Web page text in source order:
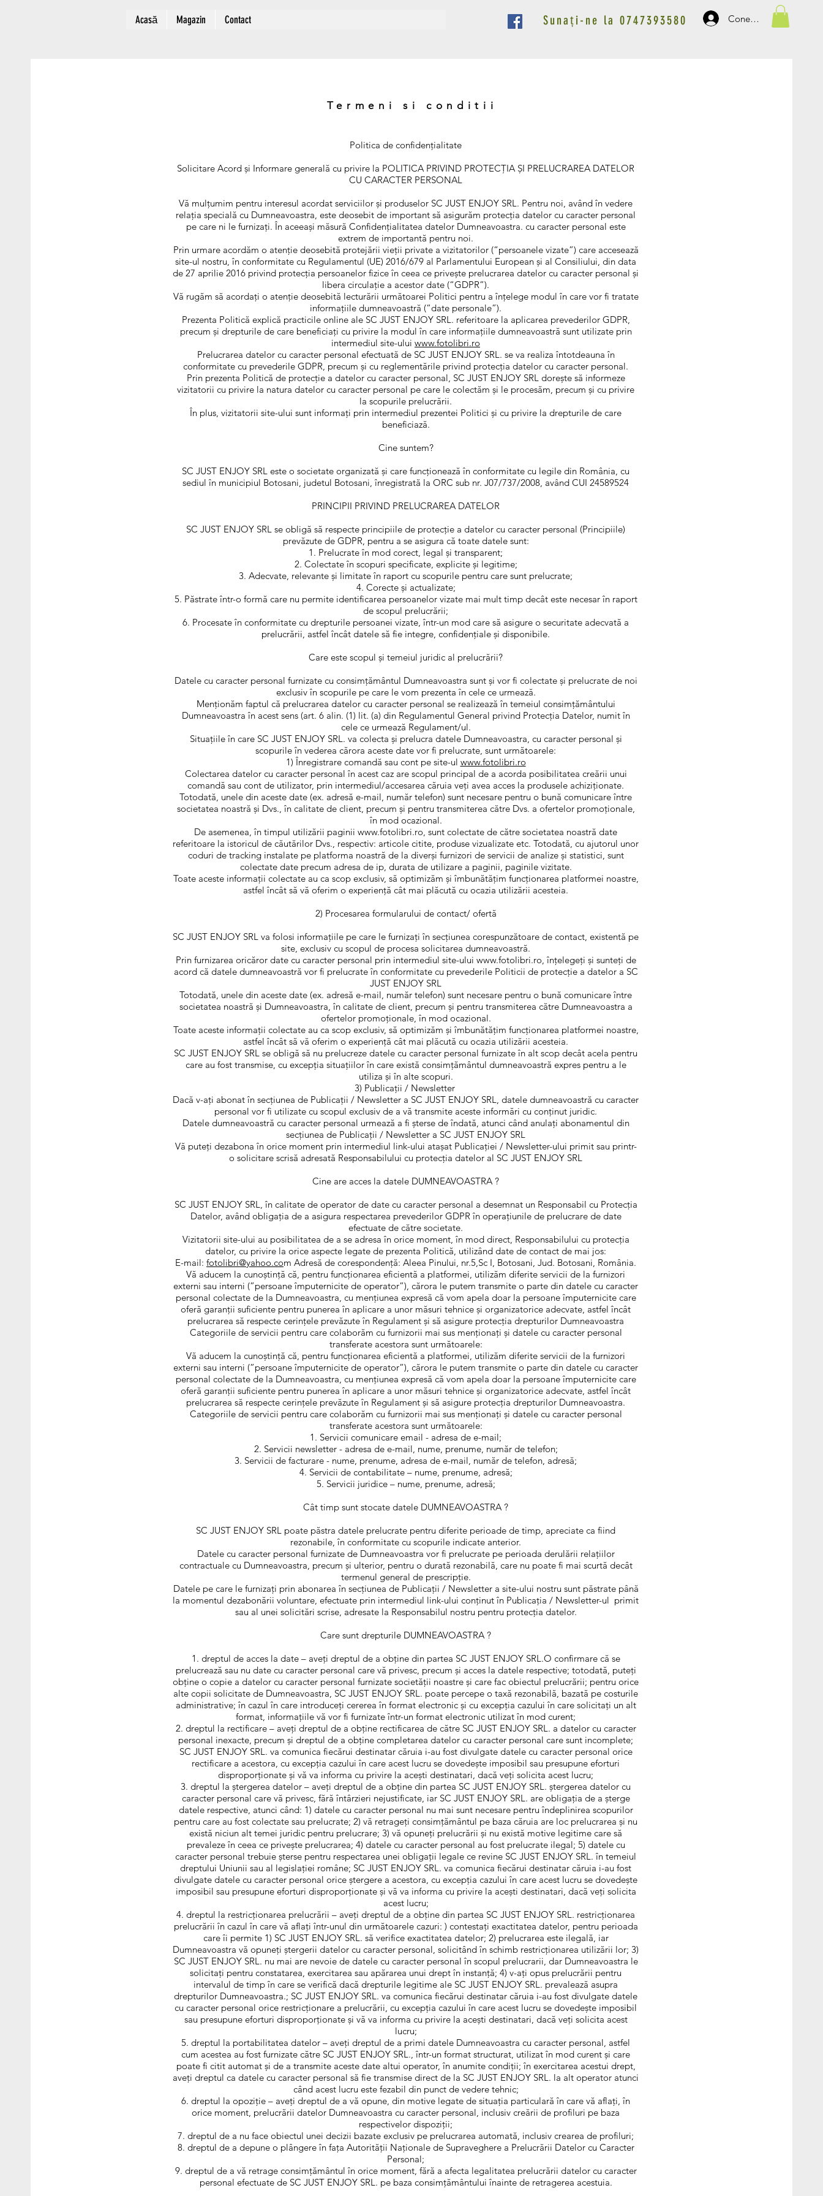
Acasă Magazin Contact Sunați-ne la 0747393580 Conectează-te
Termeni si conditii
Politica de confidențialitate
Solicitare Acord și Informare generală cu privire la POLITICA PRIVIND PROTECȚIA ȘI PRELUCRAREA DATELOR
CU CARACTER PERSONAL
Vă mulțumim pentru interesul acordat serviciilor și produselor SC JUST ENJOY SRL. Pentru noi, având în vedere
relația specială cu Dumneavoastra, este deosebit de important să asigurăm protecția datelor cu caracter personal
pe care ni le furnizați. În aceeași măsură Confidențialitatea datelor Dumneavoastra. cu caracter personal este
extrem de importantă pentru noi.
Prin urmare acordăm o atenție deosebită protejării vieții private a vizitatorilor (“persoanele vizate”) care accesează
site-ul nostru, în conformitate cu Regulamentul (UE) 2016/679 al Parlamentului European și al Consiliului, din data
de 27 aprilie 2016 privind protecția persoanelor fizice în ceea ce privește prelucrarea datelor cu caracter personal și
libera circulație a acestor date (“GDPR”).
Vă rugăm să acordați o atenție deosebită lecturării următoarei Politici pentru a înțelege modul în care vor fi tratate
informațiile dumneavoastră (“date personale”).
Prezenta Politică explică practicile online ale SC JUST ENJOY SRL. referitoare la aplicarea prevederilor GDPR,
precum și drepturile de care beneficiați cu privire la modul în care informațiile dumneavoastră sunt utilizate prin
intermediul site-ului www.fotolibri.ro
Prelucrarea datelor cu caracter personal efectuată de SC JUST ENJOY SRL. se va realiza întotdeauna în
conformitate cu prevederile GDPR, precum și cu reglementările privind protecția datelor cu caracter personal.
Prin prezenta Politică de protecție a datelor cu caracter personal, SC JUST ENJOY SRL dorește să informeze
vizitatorii cu privire la natura datelor cu caracter personal pe care le colectăm și le procesăm, precum și cu privire
la scopurile prelucrării.
În plus, vizitatorii site-ului sunt informați prin intermediul prezentei Politici și cu privire la drepturile de care
beneficiază.
Cine suntem?
SC JUST ENJOY SRL este o societate organizată și care funcționează în conformitate cu legile din România, cu
sediul în municipiul Botosani, judetul Botosani, înregistrată la ORC sub nr. J07/737/2008, având CUI 24589524
PRINCIPII PRIVIND PRELUCRAREA DATELOR
SC JUST ENJOY SRL se obligă să respecte principiile de protecție a datelor cu caracter personal (Principiile)
prevăzute de GDPR, pentru a se asigura că toate datele sunt:
Prelucrate în mod corect, legal și transparent;
Colectate în scopuri specificate, explicite și legitime;
Adecvate, relevante și limitate în raport cu scopurile pentru care sunt prelucrate;
Corecte și actualizate;
Păstrate într-o formă care nu permite identificarea persoanelor vizate mai mult timp decât este necesar în raport
de scopul prelucrării;
Procesate în conformitate cu drepturile persoanei vizate, într-un mod care să asigure o securitate adecvată a
prelucrării, astfel încât datele să fie integre, confidențiale și disponibile.
Care este scopul și temeiul juridic al prelucrării?
Datele cu caracter personal furnizate cu consimțământul Dumneavoastra sunt și vor fi colectate și prelucrate de noi
exclusiv în scopurile pe care le vom prezenta în cele ce urmează.
Menționăm faptul că prelucrarea datelor cu caracter personal se realizează în temeiul consimțământului
Dumneavoastra în acest sens (art. 6 alin. (1) lit. (a) din Regulamentul General privind Protecția Datelor, numit în
cele ce urmează Regulament/ul.
Situațiile în care SC JUST ENJOY SRL. va colecta și prelucra datele Dumneavoastra, cu caracter personal și
scopurile în vederea cărora aceste date vor fi prelucrate, sunt următoarele:
1) Înregistrare comandă sau cont pe site-ul www.fotolibri.ro
Colectarea datelor cu caracter personal în acest caz are scopul principal de a acorda posibilitatea creării unui
comandă sau cont de utilizator, prin intermediul/accesarea căruia veți avea acces la produsele achiziționate.
Totodată, unele din aceste date (ex. adresă e-mail, număr telefon) sunt necesare pentru o bună comunicare între
societatea noastră și Dvs., în calitate de client, precum și pentru transmiterea către Dvs. a ofertelor promoționale,
în mod ocazional.
De asemenea, în timpul utilizării paginii www.fotolibri.ro, sunt colectate de către societatea noastră date
referitoare la istoricul de căutărilor Dvs., respectiv: articole citite, produse vizualizate etc. Totodată, cu ajutorul unor
coduri de tracking instalate pe platforma noastră de la diverși furnizori de servicii de analize și statistici, sunt
colectate date precum adresa de ip, durata de utilizare a paginii, paginile vizitate.
Toate aceste informații colectate au ca scop exclusiv, să optimizăm și îmbunătățim funcționarea platformei noastre,
astfel încât să vă oferim o experiență cât mai plăcută cu ocazia utilizării acesteia.
2) Procesarea formularului de contact/ ofertă
SC JUST ENJOY SRL va folosi informațiile pe care le furnizați în secțiunea corespunzătoare de contact, existentă pe
site, exclusiv cu scopul de procesa solicitarea dumneavoastră.
Prin furnizarea oricăror date cu caracter personal prin intermediul site-ului www.fotolibri.ro, înțelegeți și sunteți de
acord că datele dumneavoastră vor fi prelucrate în conformitate cu prevederile Politicii de protecție a datelor a SC
JUST ENJOY SRL
Totodată, unele din aceste date (ex. adresă e-mail, număr telefon) sunt necesare pentru o bună comunicare între
societatea noastră și Dumneavoastra, în calitate de client, precum și pentru transmiterea către Dumneavoastra a
ofertelor promoționale, în mod ocazional.
Toate aceste informații colectate au ca scop exclusiv, să optimizăm și îmbunătățim funcționarea platformei noastre,
astfel încât să vă oferim o experiență cât mai plăcută cu ocazia utilizării acesteia.
SC JUST ENJOY SRL se obligă să nu prelucreze datele cu caracter personal furnizate în alt scop decât acela pentru
care au fost transmise, cu excepția situațiilor în care există consimțământul dumneavoastră expres pentru a le
utiliza și în alte scopuri.
3) Publicații / Newsletter
Dacă v-ați abonat în secțiunea de Publicații / Newsletter a SC JUST ENJOY SRL, datele dumneavoastră cu caracter
personal vor fi utilizate cu scopul exclusiv de a vă transmite aceste informări cu conținut juridic.
Datele dumneavoastră cu caracter personal urmează a fi șterse de îndată, atunci când anulați abonamentul din
secțiunea de Publicații / Newsletter a SC JUST ENJOY SRL
Vă puteți dezabona în orice moment prin intermediul link-ului atașat Publicației / Newsletter-ului primit sau printr-
o solicitare scrisă adresată Responsabilului cu protecția datelor al SC JUST ENJOY SRL
Cine are acces la datele DUMNEAVOASTRA ?
SC JUST ENJOY SRL, în calitate de operator de date cu caracter personal a desemnat un Responsabil cu Protecția
Datelor, având obligația de a asigura respectarea prevederilor GDPR în operațiunile de prelucrare de date
efectuate de către societate.
Vizitatorii site-ului au posibilitatea de a se adresa în orice moment, în mod direct, Responsabilului cu protecția
datelor, cu privire la orice aspecte legate de prezenta Politică, utilizând date de contact de mai jos:
E-mail: fotolibri@yahoo.com Adresă de corespondență: Aleea Pinului, nr.5,Sc I, Botosani, Jud. Botosani, România.
Vă aducem la cunoștință că, pentru funcționarea eficientă a platformei, utilizăm diferite servicii de la furnizori
externi sau interni (”persoane împuternicite de operator”), cărora le putem transmite o parte din datele cu caracter
personal colectate de la Dumneavoastra, cu mențiunea expresă că vom apela doar la persoane împuternicite care
oferă garanţii suficiente pentru punerea în aplicare a unor măsuri tehnice şi organizatorice adecvate, astfel încât
prelucrarea să respecte cerinţele prevăzute în Regulament şi să asigure protecţia drepturilor Dumneavoastra
Categoriile de servicii pentru care colaborăm cu furnizorii mai sus menționați și datele cu caracter personal
transferate acestora sunt următoarele:
Vă aducem la cunoștință că, pentru funcționarea eficientă a platformei, utilizăm diferite servicii de la furnizori
externi sau interni (”persoane împuternicite de operator”), cărora le putem transmite o parte din datele cu caracter
personal colectate de la Dumneavoastra, cu mențiunea expresă că vom apela doar la persoane împuternicite care
oferă garanţii suficiente pentru punerea în aplicare a unor măsuri tehnice şi organizatorice adecvate, astfel încât
prelucrarea să respecte cerinţele prevăzute în Regulament şi să asigure protecţia drepturilor Dumneavoastra.
Categoriile de servicii pentru care colaborăm cu furnizorii mai sus menționați și datele cu caracter personal
transferate acestora sunt următoarele:
Servicii comunicare email - adresa de e-mail;
Servicii newsletter - adresa de e-mail, nume, prenume, număr de telefon;
Servicii de facturare - nume, prenume, adresa de e-mail, număr de telefon, adresă;
Servicii de contabilitate – nume, prenume, adresă;
Servicii juridice – nume, prenume, adresă;
Cât timp sunt stocate datele DUMNEAVOASTRA ?
SC JUST ENJOY SRL poate păstra datele prelucrate pentru diferite perioade de timp, apreciate ca fiind
rezonabile, în conformitate cu scopurile indicate anterior.
Datele cu caracter personal furnizate de Dumneavoastra vor fi prelucrate pe perioada derulării relațiilor
contractuale cu Dumneavoastra, precum și ulterior, pentru o durată rezonabilă, care nu poate fi mai scurtă decât
termenul general de prescripție.
Datele pe care le furnizați prin abonarea în secțiunea de Publicații / Newsletter a site-ului nostru sunt păstrate până
la momentul dezabonării voluntare, efectuate prin intermediul link-ului conținut în Publicația / Newsletter-ul primit
sau al unei solicitări scrise, adresate la Responsabilul nostru pentru protecția datelor.
Care sunt drepturile DUMNEAVOASTRA ?
dreptul de acces la date – aveți dreptul de a obține din partea SC JUST ENJOY SRL.O confirmare că se
prelucrează sau nu date cu caracter personal care vă privesc, precum și acces la datele respective; totodată, puteți
obține o copie a datelor cu caracter personal furnizate societății noastre și care fac obiectul prelucrării; pentru orice
alte copii solicitate de Dumneavoastra, SC JUST ENJOY SRL. poate percepe o taxă rezonabilă, bazată pe costurile
administrative; în cazul în care introduceți cererea în format electronic și cu excepția cazului în care solicitați un alt
format, informațiile vă vor fi furnizate într-un format electronic utilizat în mod curent;
dreptul la rectificare – aveți dreptul de a obține rectificarea de către SC JUST ENJOY SRL. a datelor cu caracter
personal inexacte, precum și dreptul de a obține completarea datelor cu caracter personal care sunt incomplete;
SC JUST ENJOY SRL. va comunica fiecărui destinatar căruia i-au fost divulgate datele cu caracter personal orice
rectificare a acestora, cu excepția cazului în care acest lucru se dovedește imposibil sau presupune eforturi
disproporționate și vă va informa cu privire la acești destinatari, dacă veți solicita acest lucru;
dreptul la ștergerea datelor – aveți dreptul de a obține din partea SC JUST ENJOY SRL. ștergerea datelor cu
caracter personal care vă privesc, fără întârzieri nejustificate, iar SC JUST ENJOY SRL. are obligația de a șterge
datele respective, atunci când: 1) datele cu caracter personal nu mai sunt necesare pentru îndeplinirea scopurilor
pentru care au fost colectate sau prelucrate; 2) vă retrageți consimțământul pe baza căruia are loc prelucrarea și nu
există niciun alt temei juridic pentru prelucrare; 3) vă opuneți prelucrării și nu există motive legitime care să
prevaleze în ceea ce privește prelucrarea; 4) datele cu caracter personal au fost prelucrate ilegal; 5) datele cu
caracter personal trebuie șterse pentru respectarea unei obligații legale ce revine SC JUST ENJOY SRL. în temeiul
dreptului Uniunii sau al legislației române; SC JUST ENJOY SRL. va comunica fiecărui destinatar căruia i-au fost
divulgate datele cu caracter personal orice ștergere a acestora, cu excepția cazului în care acest lucru se dovedește
imposibil sau presupune eforturi disproporționate și vă va informa cu privire la acești destinatari, dacă veți solicita
acest lucru;
dreptul la restricționarea prelucrării – aveți dreptul de a obține din partea SC JUST ENJOY SRL. restricționarea
prelucrării în cazul în care vă aflați într-unul din următoarele cazuri: ) contestați exactitatea datelor, pentru perioada
care îi permite 1) SC JUST ENJOY SRL. să verifice exactitatea datelor; 2) prelucrarea este ilegală, iar
Dumneavoastra vă opuneți ștergerii datelor cu caracter personal, solicitând în schimb restricționarea utilizării lor; 3)
SC JUST ENJOY SRL. nu mai are nevoie de datele cu caracter personal în scopul prelucrarii, dar Dumneavoastra le
solicitați pentru constatarea, exercitarea sau apărarea unui drept în instanță; 4) v-ați opus prelucrării pentru
intervalul de timp în care se verifică dacă drepturile legitime ale SC JUST ENJOY SRL. prevalează asupra
drepturilor Dumneavoastra.; SC JUST ENJOY SRL. va comunica fiecărui destinatar căruia i-au fost divulgate datele
cu caracter personal orice restricționare a prelucrării, cu excepția cazului în care acest lucru se dovedește imposibil
sau presupune eforturi disproporționate și vă va informa cu privire la acești destinatari, dacă veți solicita acest
lucru;
dreptul la portabilitatea datelor – aveți dreptul de a primi datele Dumneavoastra cu caracter personal, astfel
cum acestea au fost furnizate către SC JUST ENJOY SRL., într-un format structurat, utilizat în mod curent și care
poate fi citit automat și de a transmite aceste date altui operator, în anumite condiții; în exercitarea acestui drept,
aveți dreptul ca datele cu caracter personal să fie transmise direct de la SC JUST ENJOY SRL. la alt operator atunci
când acest lucru este fezabil din punct de vedere tehnic;
dreptul la opoziție – aveți dreptul de a vă opune, din motive legate de situația particulară în care vă aflați, în
orice moment, prelucrării datelor Dumneavoastra cu caracter personal, inclusiv creării de profiluri pe baza
respectivelor dispoziții;
dreptul de a nu face obiectul unei decizii bazate exclusiv pe prelucrarea automată, inclusiv crearea de profiluri;
dreptul de a depune o plângere în fața Autorității Naționale de Supraveghere a Prelucrării Datelor cu Caracter
Personal;
dreptul de a vă retrage consimțământul în orice moment, fără a afecta legalitatea prelucrării datelor cu caracter
personal efectuate de SC JUST ENJOY SRL. pe baza consimțământului înainte de retragerea acestuia.